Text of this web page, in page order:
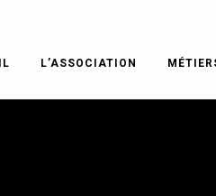
L’ASSOCIATION